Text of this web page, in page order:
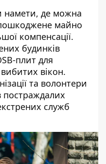
намети, де можна
майно
компенсації.
будинків
плит для
вікон.
та волонтери
постраждалих
служб